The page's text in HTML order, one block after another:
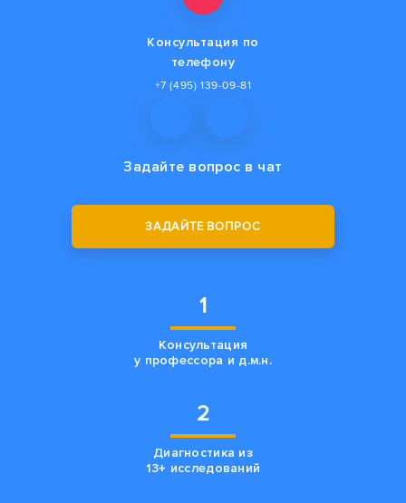
Консультация по
телефону
+7 (495) 139-09-81
Задайте вопрос в чат
1
Консультация
у профессора и д.м.н.
2
Диагностика из
13+ исследований
ЗАДАЙТЕ ВОПРОС